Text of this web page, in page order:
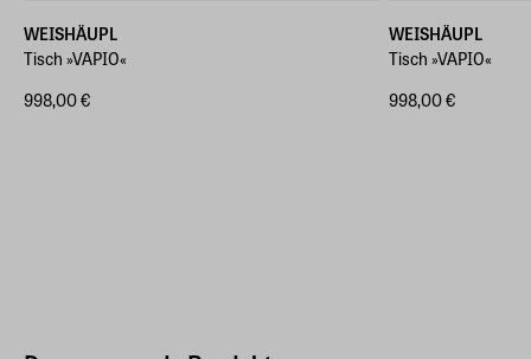
WEISHÄUPL
Tisch »VAPIO«
998,00 €
WEISHÄUPL
Tisch »VAPIO«
998,00 €